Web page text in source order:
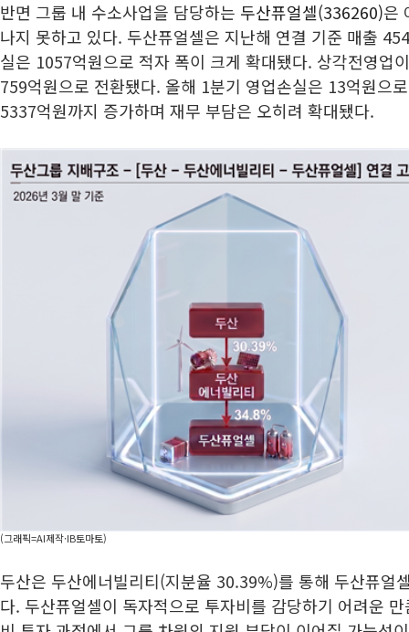
반면 그룹 내 수소사업을 담당하는 두산퓨얼셀(336260)은
나지 못하고 있다. 두산퓨얼셀은 지난해 연결 기준 매출
실은 1057억원으로 적자 폭이 크게 확대됐다. 상각전영업
759억원으로 전환됐다. 올해 1분기 영업손실은 13억원으
5337억원까지 증가하며 재무 부담은 오히려 확대됐다.
(그래픽=AI제작·IB토마토)
두산은 두산에너빌리티(지분율 30.39%)를 통해 두산퓨얼
다. 두산퓨얼셀이 독자적으로 투자비를 감당하기 어려운